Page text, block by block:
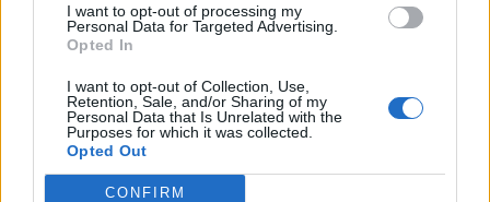
I want to opt-out of processing my
Personal Data for Targeted Advertising.
Opted In
I want to opt-out of Collection, Use,
Retention, Sale, and/or Sharing of my
Personal Data that Is Unrelated with the
Purposes for which it was collected.
Opted Out
CONFIRM